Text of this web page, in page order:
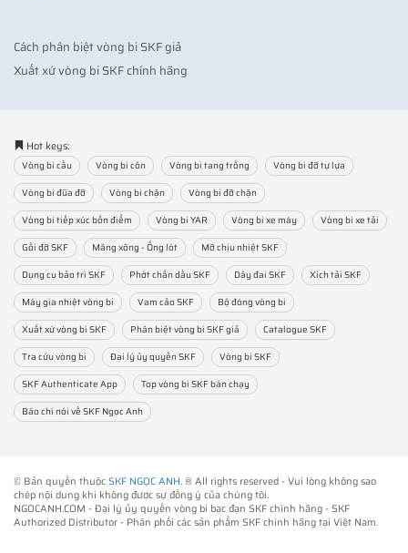
Cách phân biệt vòng bi SKF giả
Xuất xứ vòng bi SKF chính hãng
Hot keys:
Vòng bi cầu Vòng bi côn Vòng bi tang trống
Vòng bi đỡ tự lựa
Vòng bi đũa đỡ
Vòng bi chặn
Vòng bi đỡ chặn
Vòng bi tiếp xúc bốn điểm
Vòng bi YAR Vòng bi xe máy
Vòng bi xe tải
Gối đỡ SKF
Măng xông - Ống lót
Mỡ chịu nhiệt SKF
Dụng cụ bảo trì SKF
Phớt chắn dầu SKF Dây đai SKF
Xích tải SKF
Máy gia nhiệt vòng bi
Vam cảo SKF
Bộ đóng vòng bi
Xuất xứ vòng bi SKF
Phân biệt vòng bi SKF giả
Catalogue SKF
Tra cứu vòng bi
Đại lý ủy quyền SKF
Vòng bi SKF
SKF Authenticate App
Top vòng bi SKF bán chạy
Báo chí nói về SKF Ngọc Anh
© Bản quyền thuộcSKF NGỌC ANH. ® All rights reserved - Vui lòng không sao
chép nội dung khi không được sự đồng ý của chúng tôi.
NGOCANH.COM - Đại lý ủy quyền vòng bi bạc đạn SKF chính hãng -SKF
Authorized Distributor- Phân phối các sản phẩm SKF chính hãng tại Việt Nam.